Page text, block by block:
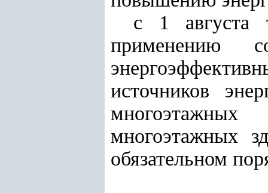
с 1 августа
применению
источников
многоэтажных
обязательном